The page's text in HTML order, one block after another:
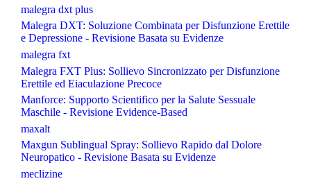
malegra dxt plus
Malegra DXT: Soluzione Combinata per Disfunzione Erettile
e Depressione - Revisione Basata su Evidenze
malegra fxt
Malegra FXT Plus: Sollievo Sincronizzato per Disfunzione
Erettile ed Eiaculazione Precoce
Manforce: Supporto Scientifico per la Salute Sessuale
Maschile - Revisione Evidence-Based
maxalt
Maxgun Sublingual Spray: Sollievo Rapido dal Dolore
Neuropatico - Revisione Basata su Evidenze
meclizine